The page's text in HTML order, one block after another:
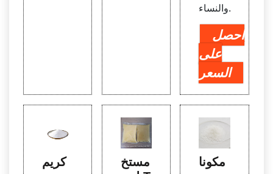
والنساء.
احصل
على
السعر
كريم
مستخ
مكونا